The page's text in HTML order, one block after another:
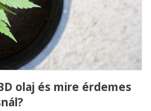
olaj és mire érdemes